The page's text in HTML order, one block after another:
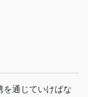
を通じていけばな